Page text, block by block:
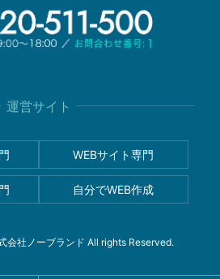
運営サイト
WEBサイト専門
自分でWEB作成
社ノーブランド All rights Reserved.